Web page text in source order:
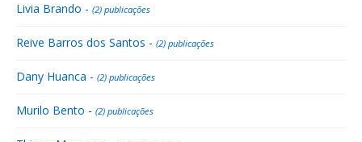
Livia Brando - (2) publicações
Reive Barros dos Santos - (2) publicações
Dany Huanca - (2) publicações
Murilo Bento - (2) publicações